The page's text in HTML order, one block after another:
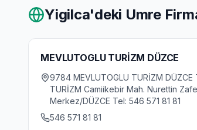
Yigilca'deki Umre
MEVLUTOGLU TURİZM DÜZCE
9784 MEVLUTOGLU TURİZM DÜZCE
TURİZM Camiikebir Mah. Nurettin
Merkez/DÜZCE Tel: 546 571 81 81
546 571 81 81